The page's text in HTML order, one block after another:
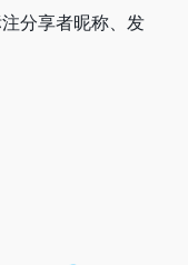
分享者昵称、发